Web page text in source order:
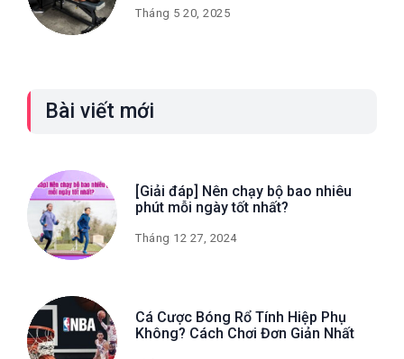
Tháng 5 20, 2025
Bài viết mới
[Giải đáp] Nên chạy bộ bao nhiêu
phút mỗi ngày tốt nhất?
Tháng 12 27, 2024
Cá Cược Bóng Rổ Tính Hiệp Phụ
Không? Cách Chơi Đơn Giản Nhất